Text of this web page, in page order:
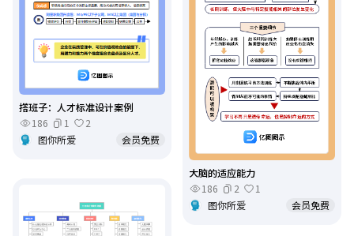
撘班子：人才标准设计案例
186
1
2
图你所爱
会员免费
大脑的适应能力
186
2
1
图你所爱
会员免费